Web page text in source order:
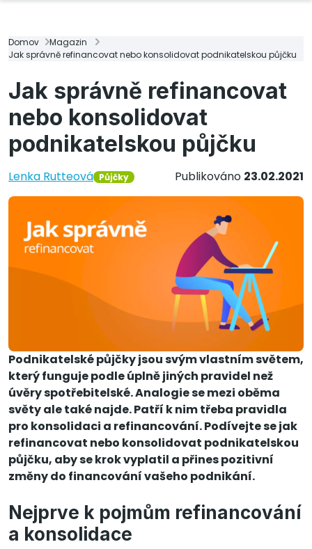
Domov
Magazin
Jak správně refinancovat nebo konsolidovat podnikatelskou půjčku
Jak správně refinancovat
nebo konsolidovat
podnikatelskou půjčku
Lenka Rutteová Půjčky Publikováno 23.02.2021
Podnikatelské půjčky jsou svým vlastním světem,
který funguje podle úplně jiných pravidel než
úvěry spotřebitelské. Analogie se mezi oběma
světy ale také najde. Patří k nim třeba pravidla
pro konsolidaci a refinancování. Podívejte se jak
refinancovat nebo konsolidovat podnikatelskou
půjčku, aby se krok vyplatil a přines pozitivní
změny do financování vašeho podnikání.
Nejprve k pojmům refinancování
a konsolidace